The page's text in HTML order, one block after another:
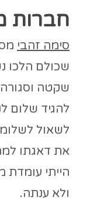
חברות
סימה זהבי
שכולם הלכו
שקטה
להגיד שלום
לשאול
את דאגתו
ולא ענתה.